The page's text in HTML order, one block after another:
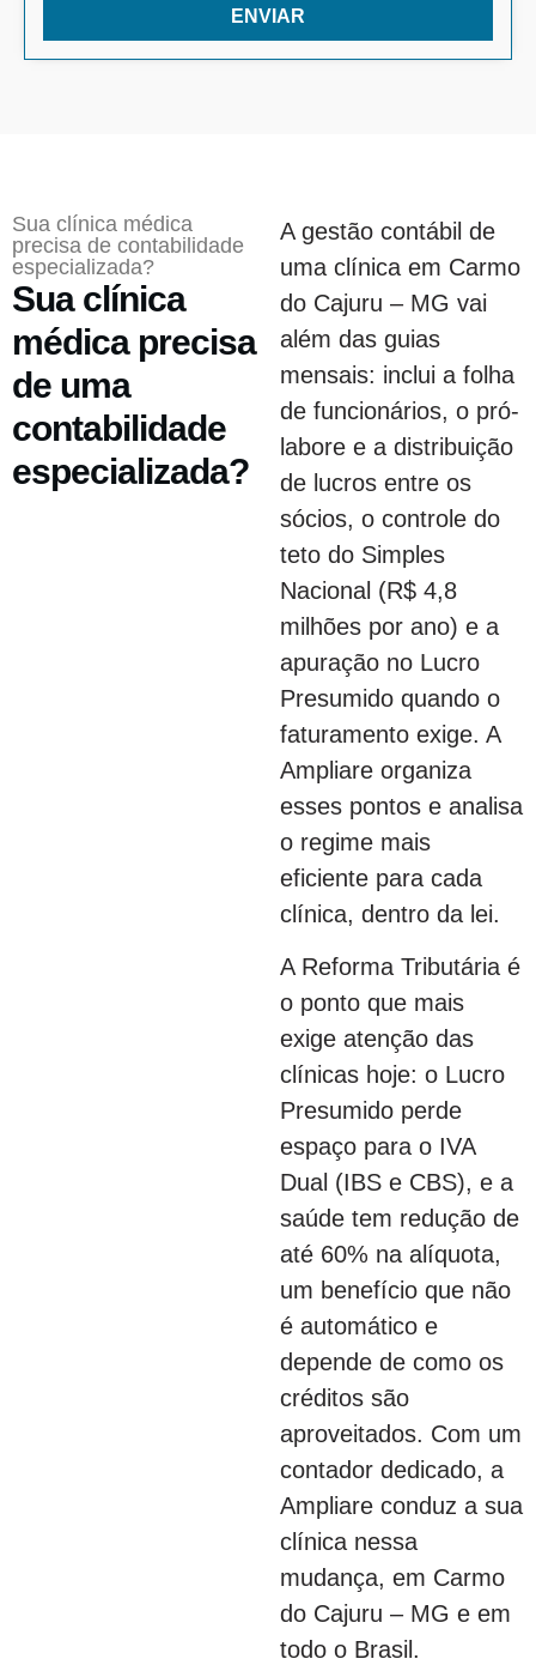
ENVIAR
Sua clínica médica
precisa de contabilidade
especializada?
Sua clínica
médica precisa
de uma
contabilidade
especializada?
A gestão contábil de
uma clínica em Carmo
do Cajuru – MG vai
além das guias
mensais: inclui a folha
de funcionários, o pró-
labore e a distribuição
de lucros entre os
sócios, o controle do
teto do Simples
Nacional (R$ 4,8
milhões por ano) e a
apuração no Lucro
Presumido quando o
faturamento exige. A
Ampliare organiza
esses pontos e analisa
o regime mais
eficiente para cada
clínica, dentro da lei.
A Reforma Tributária é
o ponto que mais
exige atenção das
clínicas hoje: o Lucro
Presumido perde
espaço para o IVA
Dual (IBS e CBS), e a
saúde tem redução de
até 60% na alíquota,
um benefício que não
é automático e
depende de como os
créditos são
aproveitados. Com um
contador dedicado, a
Ampliare conduz a sua
clínica nessa
mudança, em Carmo
do Cajuru – MG e em
todo o Brasil.